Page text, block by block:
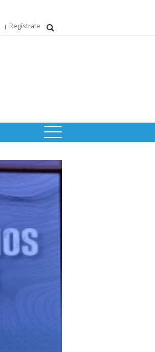
Regístrate